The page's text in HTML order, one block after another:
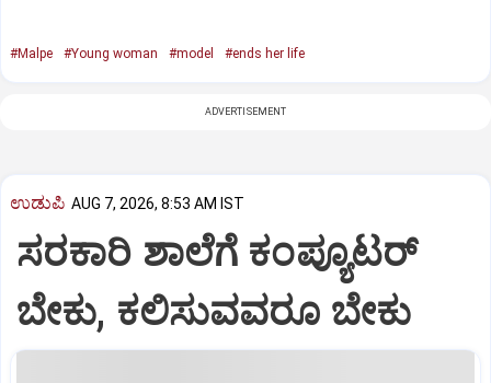
#Malpe #Young woman #model #ends her life
ADVERTISEMENT
ಉಡುಪಿ AUG 7, 2026, 8:53 AM IST
ಸರಕಾರಿ ಶಾಲೆಗೆ ಕಂಪ್ಯೂಟರ್‌
ಬೇಕು, ಕಲಿಸುವವರೂ ಬೇಕು